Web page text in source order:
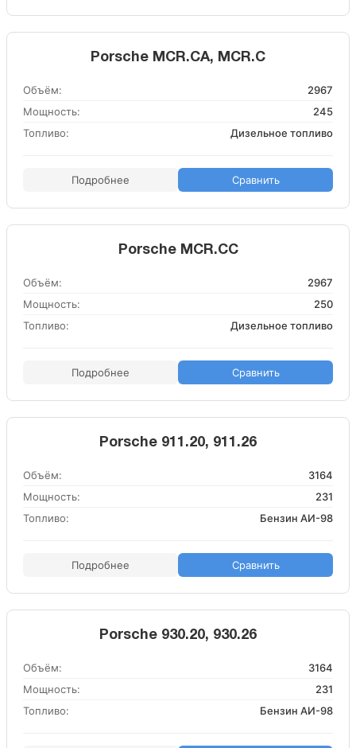
Porsche MCR.CA, MCR.C
Объём:
2967
Мощность:
245
Топливо:
Дизельное топливо
Подробнее Сравнить
Porsche MCR.CC
Объём:
2967
Мощность:
250
Топливо:
Дизельное топливо
Подробнее Сравнить
Porsche 911.20, 911.26
Объём:
3164
Мощность:
231
Топливо:
Бензин АИ-98
Подробнее Сравнить
Porsche 930.20, 930.26
Объём:
3164
Мощность:
231
Топливо:
Бензин АИ-98